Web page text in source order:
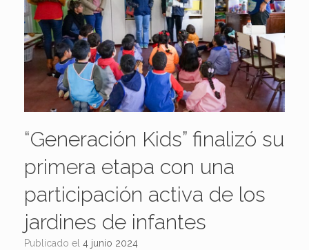
“Generación Kids” finalizó su
primera etapa con una
participación activa de los
jardines de infantes
Publicado el 4 junio 2024